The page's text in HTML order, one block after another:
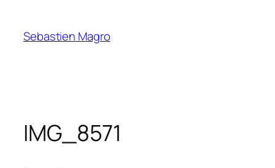
content
Sebastien Magro
IMG_8571